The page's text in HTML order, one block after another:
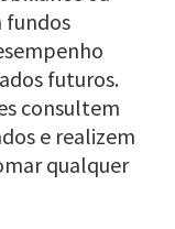
fundos
futuros.
consultem
e realizem
qualquer